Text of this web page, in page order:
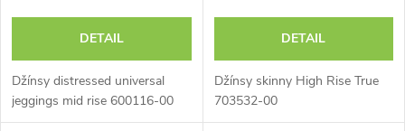
DETAIL
Džínsy distressed universal
jeggings mid rise 600116-00
DETAIL
Džínsy skinny High Rise True
703532-00